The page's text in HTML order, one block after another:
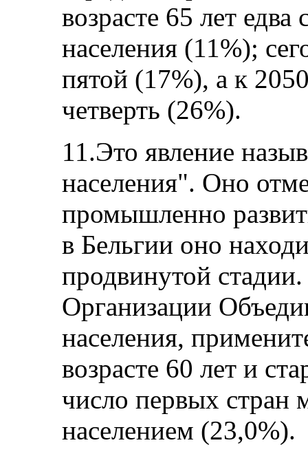
возрасте 65 лет едва
населения (11%);
пятой (17%), а к
четверть (26%).
11.Это явление
населения". Оно
промышленно
в Бельгии оно
продвинутой
Организации
населения,
возрасте 60 лет и
число первых стран
населением (23,0%).